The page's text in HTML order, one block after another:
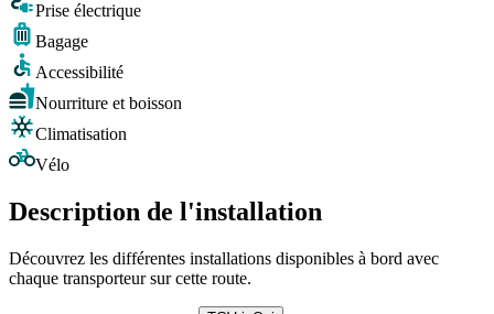
Prise électrique
Bagage
Accessibilité
Nourriture et boisson
Climatisation
Vélo
Description de l'installation
Découvrez les différentes installations disponibles à bord avec
chaque transporteur sur cette route.